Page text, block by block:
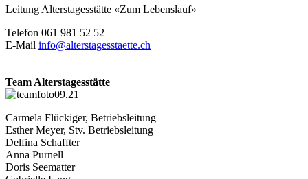
Leitung Alterstagesstätte «Zum Lebenslauf»
Telefon 061 981 52 52
E-Mail info@alterstagesstaette.ch
Team Alterstagesstätte
Carmela Flückiger, Betriebsleitung
Esther Meyer, Stv. Betriebsleitung
Delfina Schaffter
Anna Purnell
Doris Seematter